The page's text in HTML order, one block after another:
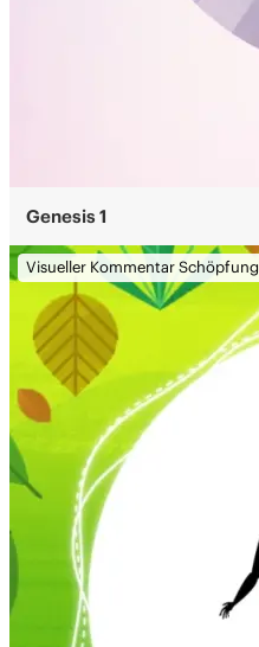
Genesis 1
Visueller Kommentar Schöpfung